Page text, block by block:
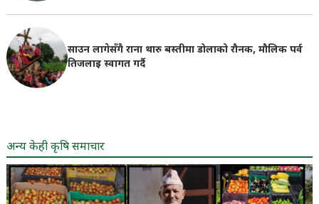
साउन लागेसँगै राना थारु बस्तीमा डोलाको रौनक, मौलिक पर्व
तिजलाइ स्वागत गर्दै
अन्य केही कृषि समाचार